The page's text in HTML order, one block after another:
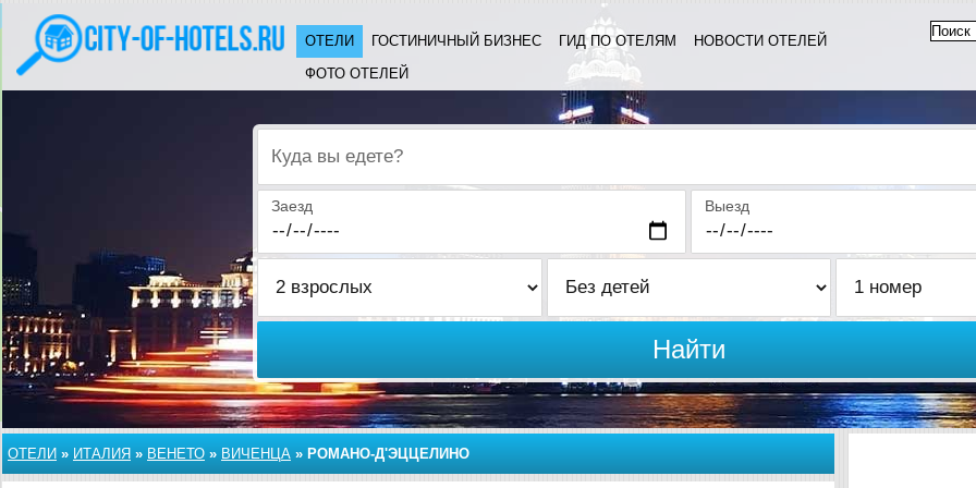
ОТЕЛИ ГОСТИНИЧНЫЙ БИЗНЕС ГИД ПО ОТЕЛЯМ
НОВОСТИ ОТЕЛЕЙ
ФОТО ОТЕЛЕЙ
Куда вы едете?
Заезд Выезд
Найти
ОТЕЛИ » ИТАЛИЯ » ВЕНЕТО » ВИЧЕНЦА » РОМАНО-Д'ЭЦЦЕЛИНО